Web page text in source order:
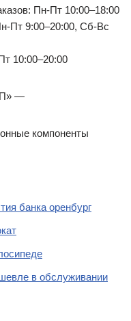
Пн-Пт 10:00–18:00
Пт 9:00–20:00, Сб-Вс
10:00–20:00
—
компоненты
банка оренбург
в обслуживании